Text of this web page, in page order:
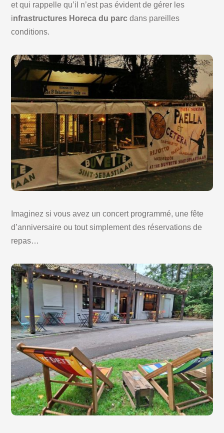
et qui rappelle qu’il n’est pas évident de gérer les
infrastructures Horeca du parc dans pareilles
conditions.
Imaginez si vous avez un concert programmé, une fête
d’anniversaire ou tout simplement des réservations de
repas…